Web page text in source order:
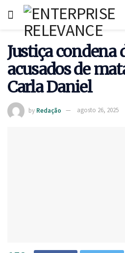
Justiça condena
acusados de
Carla Daniel
by Redação agosto 26, 2025